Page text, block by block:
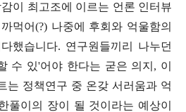
이 최고조에 이르는 언론 인터뷰
먹어(?) 나중에 후회와 억울함의
했습니다. 연구원들끼리 나누던
수 있'어야 한다는 굳은 의지, 이
는 정책연구 중 온갖 서러움과 억
풀이의 장이 될 것이라는 예상이